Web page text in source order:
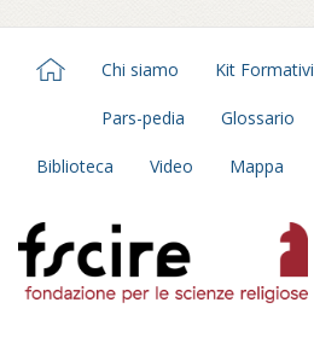
Chi siamo Kit Formativi
Pars-pedia Glossario
Biblioteca Video Mappa